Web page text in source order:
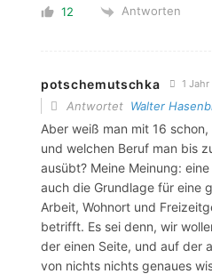
12 Antworten
potschemutschka 1
Antwortet Walter
Aber weiß man mit 16
und welchen Beruf man bis
ausübt? Meine Meinung:
auch die Grundlage für eine
Arbeit, Wohnort und
betrifft. Es sei denn, wir
der einen Seite, und auf der
von nichts nichts genaues